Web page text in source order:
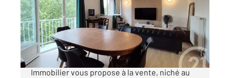
Appartement F3 à vendre
135 000 €
Votre Agence Immobilière Century 21 GM
Immobilier vous propose à la vente, niché au